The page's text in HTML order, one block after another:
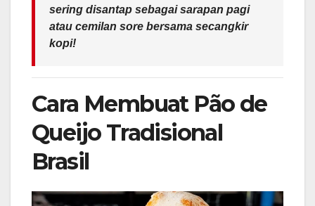
sering disantap sebagai sarapan pagi
atau cemilan sore bersama secangkir
kopi!
Cara Membuat Pão de
Queijo Tradisional
Brasil